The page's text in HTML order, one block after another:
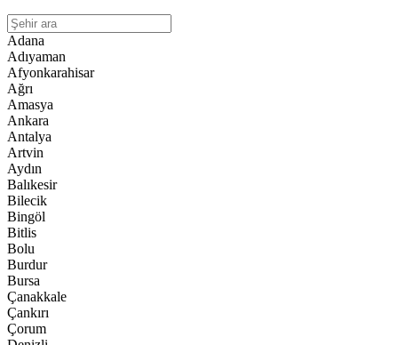
Adana
Adıyaman
Afyonkarahisar
Ağrı
Amasya
Ankara
Antalya
Artvin
Aydın
Balıkesir
Bilecik
Bingöl
Bitlis
Bolu
Burdur
Bursa
Çanakkale
Çankırı
Çorum